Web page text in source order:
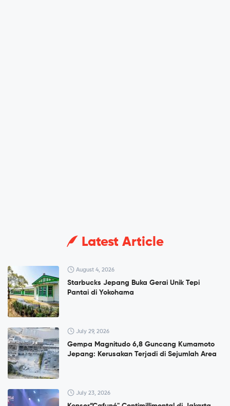
Latest Article
August 4, 2026
Starbucks Jepang Buka Gerai Unik Tepi
Pantai di Yokohama
July 29, 2026
Gempa Magnitudo 6,8 Guncang Kumamoto
Jepang: Kerusakan Terjadi di Sejumlah Area
July 23, 2026